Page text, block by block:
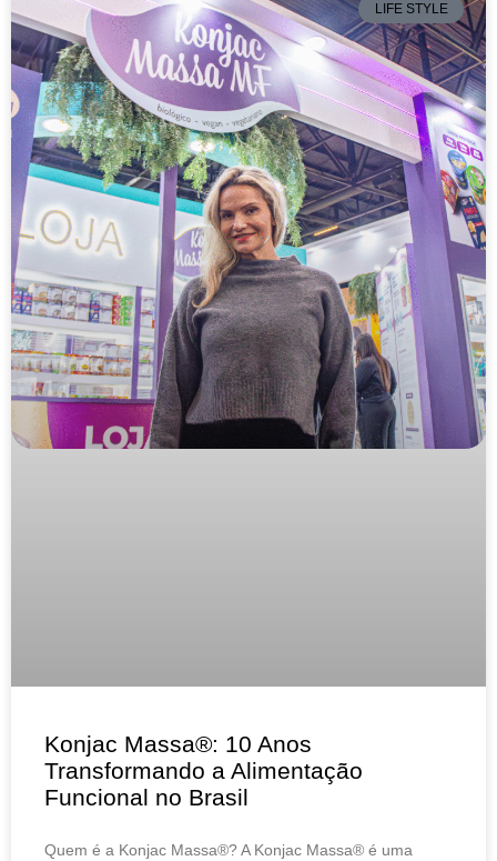
LIFE STYLE
Konjac Massa®: 10 Anos
Transformando a Alimentação
Funcional no Brasil
Quem é a Konjac Massa®? A Konjac Massa® é uma